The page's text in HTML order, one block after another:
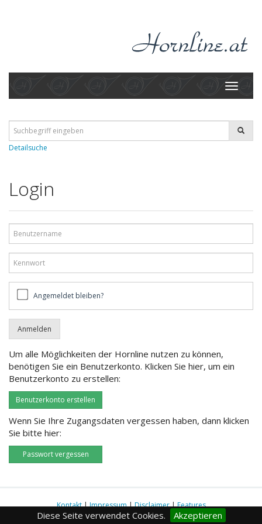
Diese Seite verwendet Cookies. Akzeptieren
Toggle
Detailsuche
Login
bleiben?Angemeldet bleiben?
Um alle Möglichkeiten der Hornline nutzen zu können,
benötigen Sie ein Benutzerkonto. Klicken Sie hier, um ein
Benutzerkonto zu erstellen:
Benutzerkonto erstellen
Wenn Sie Ihre Zugangsdaten vergessen haben, dann klicken
Sie bitte hier:
Passwort vergessen
Kontakt|Impressum|Disclaimer|Features